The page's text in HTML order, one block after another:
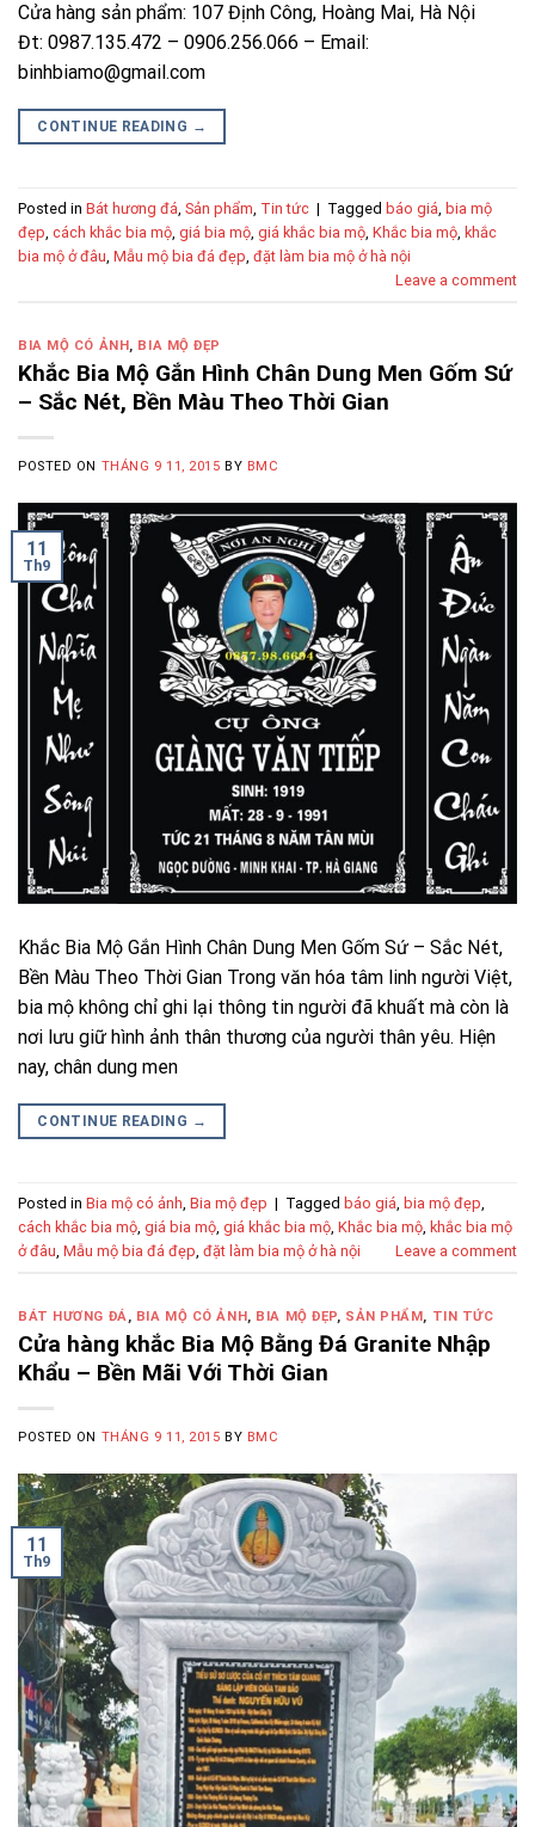
Cửa hàng sản phẩm: 107 Định Công, Hoàng Mai, Hà Nội
Đt: 0987.135.472 – 0906.256.066 – Email:
binhbiamo@gmail.com
CONTINUE READING →
Posted in Bát hương đá Sản phẩm Tin tức | Tagged báo giá bia mộ
đẹp cách khắc bia mộ giá bia mộ giá khắc bia mộ Khắc bia mộ khắc
bia mộ ở đâu Mẫu mộ bia đá đẹp đặt làm bia mộ ở hà nội
Leave a comment
BIA MỘ CÓ ẢNH , BIA MỘ ĐẸP
Khắc Bia Mộ Gắn Hình Chân Dung Men Gốm Sứ
– Sắc Nét, Bền Màu Theo Thời Gian
POSTED ON THÁNG 9 11, 2015 BY BMC
11
Th9
Khắc Bia Mộ Gắn Hình Chân Dung Men Gốm Sứ – Sắc Nét,
Bền Màu Theo Thời Gian Trong văn hóa tâm linh người Việt,
bia mộ không chỉ ghi lại thông tin người đã khuất mà còn là
nơi lưu giữ hình ảnh thân thương của người thân yêu. Hiện
nay, chân dung men
CONTINUE READING →
Posted in Bia mộ có ảnh Bia mộ đẹp | Tagged báo giá bia mộ đẹp
cách khắc bia mộ giá bia mộ giá khắc bia mộ Khắc bia mộ khắc bia mộ
ở đâu Mẫu mộ bia đá đẹp đặt làm bia mộ ở hà nội Leave a comment
BÁT HƯƠNG ĐÁ, BIA MỘ CÓ ẢNH , BIA MỘ ĐẸP, SẢN PHẨM , TIN TỨC
Cửa hàng khắc Bia Mộ Bằng Đá Granite Nhập
Khẩu – Bền Mãi Với Thời Gian
POSTED ON THÁNG 9 11, 2015 BY BMC
11
Th9